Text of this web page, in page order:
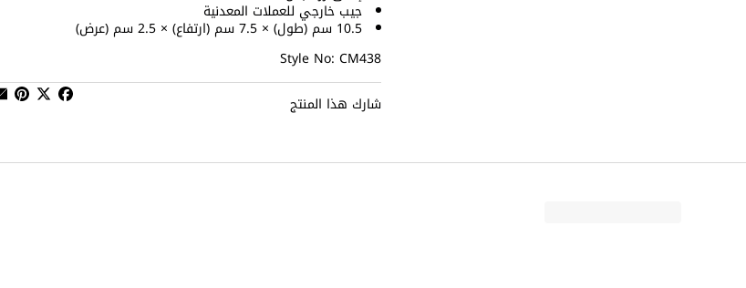
جيب خارجي للعملات المعدنية
10.5 سم (طول) × 7.5 سم (ارتفاع) × 2.5 سم (عرض)
Style No: CM438
شارك هذا المنتج